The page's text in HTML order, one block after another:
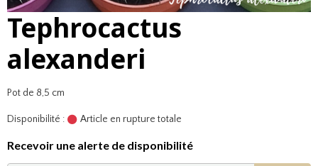
Tephrocactus
alexanderi
Pot de 8,5 cm
Disponibilité : Article en rupture totale
Recevoir une alerte de disponibilité